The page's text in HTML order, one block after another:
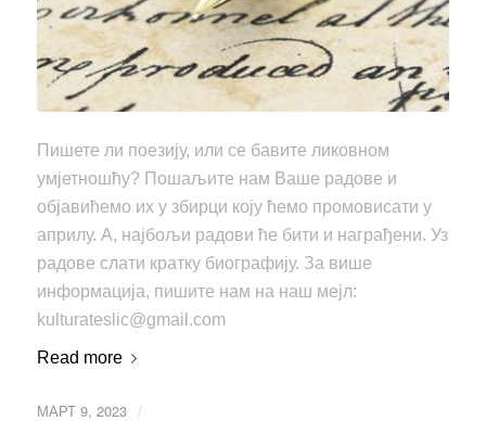
Пишете ли поезију, или се бавите ликовном
умјетношћу? Пошаљите нам Ваше радове и
објавићемо их у збирци коју ћемо промовисати у
априлу. А, најбољи радови ће бити и награђени. Уз
радове слати кратку биографију. За више
информација, пишите нам на наш мејл:
kulturateslic@gmail.com
Read more
МАРТ 9, 2023 /